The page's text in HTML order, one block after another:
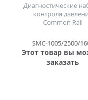
Диагностические
контроля
Common Rail
SMC-1005/2500/
Этот товар вы
заказать